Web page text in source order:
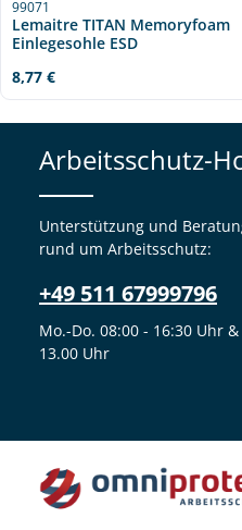
99071
Lemaitre TITAN Memoryfoam
Einlegesohle ESD
Regulärer Preis:
8,77 €
Arbeitsschutz-
Unterstützung und
rund um Arbeitsschutz:
+49 511 67999796
Mo.-Do. 08:00 - 16:30 Uhr &
13.00 Uhr